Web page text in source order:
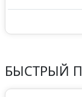
БЫСТРЫЙ